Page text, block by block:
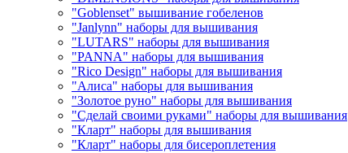
"Goblenset" вышивание гобеленов
"Janlynn" наборы для вышивания
"LUTARS" наборы для вышивания
"PANNA" наборы для вышивания
"Rico Design" наборы для вышивания
"Алиса" наборы для вышивания
"Золотое руно" наборы для вышивания
"Сделай своими руками" наборы для вышивания
"Кларт" наборы для вышивания
"Кларт" наборы для бисероплетения